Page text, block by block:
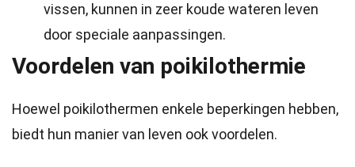
vissen, kunnen in zeer koude wateren leven
door speciale aanpassingen.
Voordelen van poikilothermie
Hoewel poikilothermen enkele beperkingen hebben,
biedt hun manier van leven ook voordelen.